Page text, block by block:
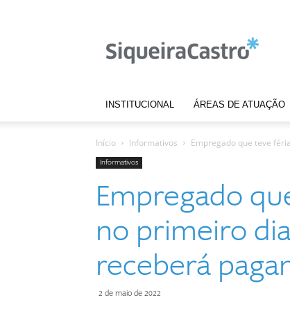
Siqueira
INSTITUCIONAL ÁREAS DE ATUAÇÃO
Início Informativos Empregado que teve
Informativos
Empregado
no primeiro
receberá
2 de maio de 2022